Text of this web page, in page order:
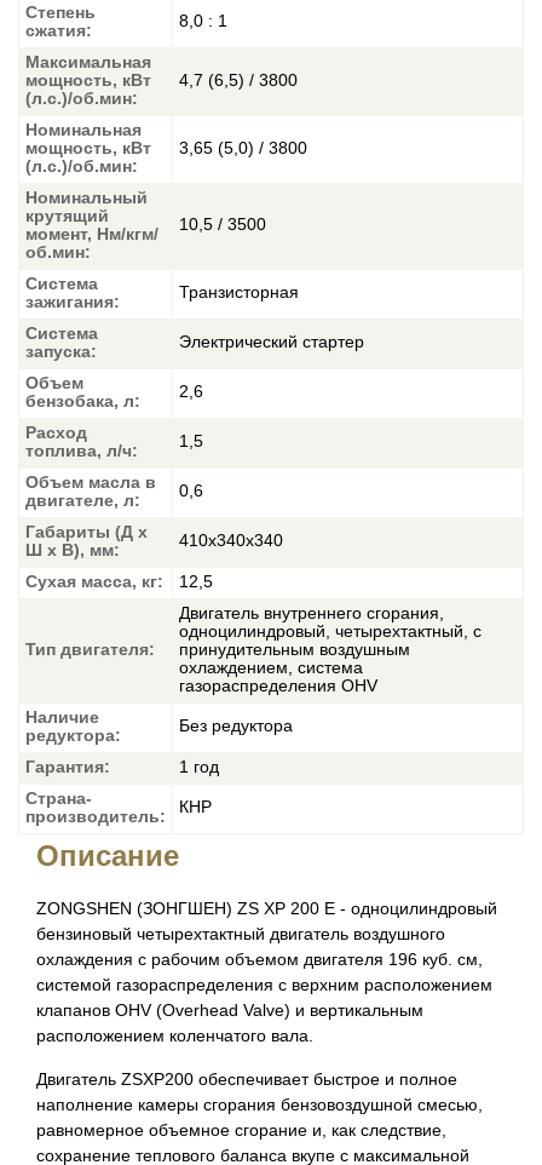
Степень
сжатия:
8,0 : 1
Максимальная
мощность, кВт
(л.с.)/об.мин:
4,7 (6,5) / 3800
Номинальная
мощность, кВт
(л.с.)/об.мин:
3,65 (5,0) / 3800
Номинальный
крутящий
момент, Нм/кгм/
об.мин:
10,5 / 3500
Система
зажигания:
Транзисторная
Система
запуска:
Электрический стартер
Объем
бензобака, л:
2,6
Расход
топлива, л/ч:
1,5
Объем масла в
двигателе, л:
0,6
Габариты (Д x
Ш x В), мм:
410x340x340
Сухая масса, кг: 12,5
Тип двигателя:
Двигатель внутреннего сгорания,
одноцилиндровый, четырехтактный, с
принудительным воздушным
охлаждением, система
газораспределения OHV
Наличие
редуктора:
Без редуктора
Гарантия:
1 год
Страна-
производитель:
КНР
Описание
ZONGSHEN (ЗОНГШЕН) ZS XP 200 E - одноцилиндровый
бензиновый четырехтактный двигатель воздушного
охлаждения с рабочим объемом двигателя 196 куб. см,
системой газораспределения с верхним расположением
клапанов OHV (Overhead Valve) и вертикальным
расположением коленчатого вала.
Двигатель ZSXP200 обеспечивает быстрое и полное
наполнение камеры сгорания бензовоздушной смесью,
равномерное объемное сгорание и, как следствие,
сохранение теплового баланса вкупе с максимальной